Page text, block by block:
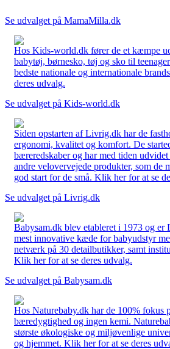
Se udvalget på MamaMilla.dk
Hos Kids-world.dk fører de et kæmpe
babytøj, børnesko, tøj og sko til
bedste nationale og internationale
deres udvalg.
Se udvalget på Kids-world.dk
Siden opstarten af Livrig.dk har de
ergonomi, kvalitet og komfort. De
bæreredskaber og har med tiden udvidet
andre velovervejede produkter, som de
god start for de små. Klik her for at se
Se udvalget på Livrig.dk
Babysam.dk blev etableret i 1973 og er
mest innovative kæde for babyudstyr
netværk på 30 detailbutikker, samt
Klik her for at se deres udvalg.
Se udvalget på Babysam.dk
Hos Naturebaby.dk har de 100% fokus
bæredygtighed og ingen kemi.
største økologiske og miljøvenlige
og hjemmet. Klik her for at se deres